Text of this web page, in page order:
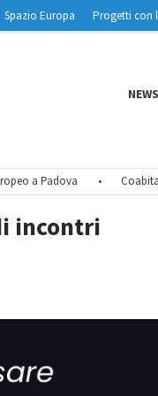
Spazio Europa Progetti con
NEWS
a Padova
incontri